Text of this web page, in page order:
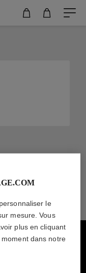
いません。 le
mesure. Vous
plus en cliquant
dans notre